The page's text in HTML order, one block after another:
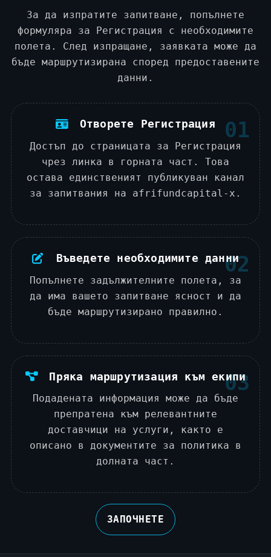
За да изпратите запитване, попълнете
формуляра за Регистрация с необходимите
полета. След изпращане, заявката може да
бъде маршрутизирана според предоставените
данни.
01
Отворете Регистрация
Достъп до страницата за Регистрация
чрез линка в горната част. Това
остава единственият публикуван канал
за запитвания на afrifundcapital-x.
02
Въведете необходимите данни
Попълнете задължителните полета, за
да има вашето запитване ясност и да
бъде маршрутизирано правилно.
03
Пряка маршрутизация към екипи
Подадената информация може да бъде
препратена към релевантните
доставчици на услуги, както е
описано в документите за политика в
долната част.
ЗАПОЧНЕТЕ